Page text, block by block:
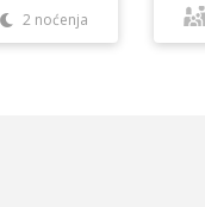
2 noćenja